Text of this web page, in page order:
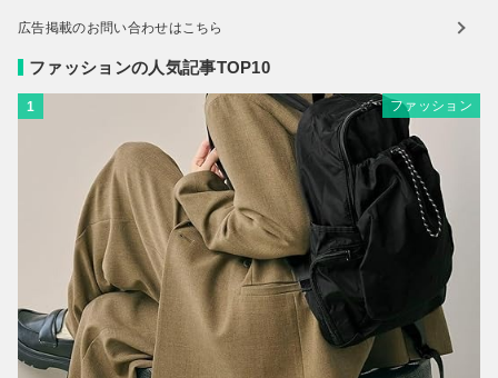
広告掲載のお問い合わせはこちら
ファッションの人気記事TOP10
1 ファッション